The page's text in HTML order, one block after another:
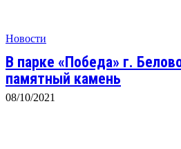
Новости
В парке «Победа» г.
памятный камень
08/10/2021